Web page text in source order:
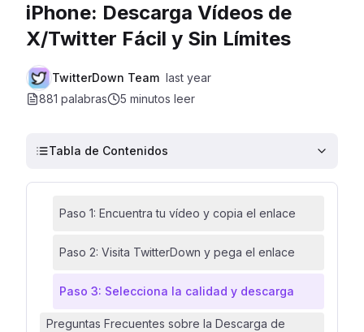
iPhone: Descarga Vídeos de
X/Twitter Fácil y Sin Límites
TwitterDown Team last year
881 palabras
5 minutos leer
Tabla de Contenidos
Paso 1: Encuentra tu vídeo y copia el enlace
Paso 2: Visita TwitterDown y pega el enlace
Paso 3: Selecciona la calidad y descarga
Preguntas Frecuentes sobre la Descarga de